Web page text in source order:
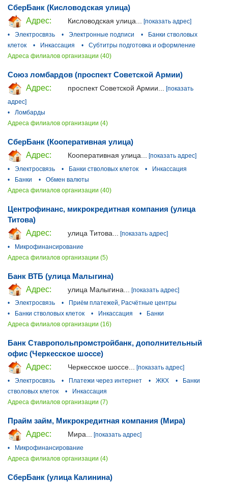
СберБанк (Кисловодская улица)
Адрес:
Кисловодская улица... [показать адрес]
•
Электросвязь • Электронные подписи •
Банки стволовых
клеток
• Инкассация •
Субтитры подготовка и оформление
Адреса филиалов организации (40)
Союз ломбардов (проспект Советской Армии)
Адрес:
проспект Советской Армии... [показать
адрес]
•
Ломбарды
Адреса филиалов организации (4)
СберБанк (Кооперативная улица)
Адрес:
Кооперативная улица...
[показать адрес]
•
Электросвязь • Банки стволовых клеток •
Инкассация
•
Банки •
Обмен валюты
Адреса филиалов организации (40)
Центрофинанс, микрокредитная компания (улица
Титова)
Адрес:
улица Титова...
[показать адрес]
•
Микрофинансирование
Адреса филиалов организации (5)
Банк ВТБ (улица Малыгина)
Адрес:
улица Малыгина...
[показать адрес]
•
Электросвязь •
Приём платежей, Расчётные центры
•
Банки стволовых клеток • Инкассация •
Банки
Адреса филиалов организации (16)
Банк Ставропольпромстройбанк, дополнительный
офис (Черкесское шоссе)
Адрес:
Черкесское шоссе... [показать адрес]
•
Электросвязь • Платежи через интернет • ЖКХ •
Банки
стволовых клеток
•
Инкассация
Адреса филиалов организации (7)
Прайм займ, Микрокредитная компания (Мира)
Адрес:
Мира...
[показать адрес]
•
Микрофинансирование
Адреса филиалов организации (4)
СберБанк (улица Калинина)